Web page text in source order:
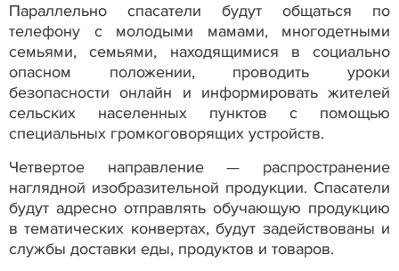
Параллельно спасатели будут общаться по
телефону с молодыми мамами, многодетными
семьями, семьями, находящимися в социально
опасном положении, проводить уроки
безопасности онлайн и информировать жителей
сельских населенных пунктов с помощью
специальных громкоговорящих устройств.
Четвертое направление — распространение
наглядной изобразительной продукции. Спасатели
будут адресно отправлять обучающую продукцию
в тематических конвертах, будут задействованы и
службы доставки еды, продуктов и товаров.